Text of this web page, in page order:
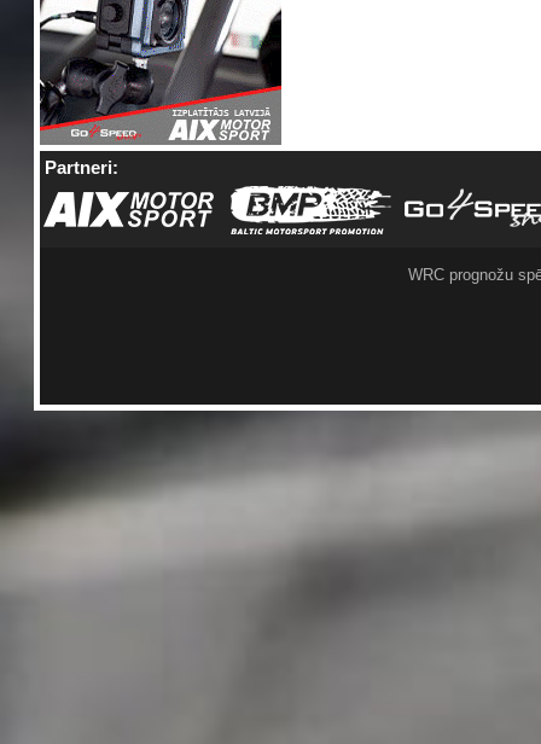
Partneri:
WRC prognožu